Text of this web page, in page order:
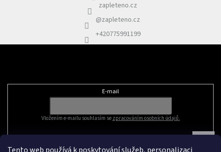
zapleteno.cz
@zapleteno.cz
+420775991199
E-mail
Vložením e-mailu souhlasím se zpracováním osobních údajů.